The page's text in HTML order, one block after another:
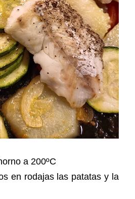
a 200ºC
en rodajas las patatas y la